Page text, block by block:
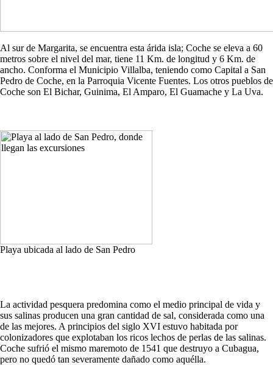
Al sur de Margarita, se encuentra esta árida isla; Coche se eleva a 60
metros sobre el nivel del mar, tiene 11 Km. de longitud y 6 Km. de
ancho. Conforma el Municipio Villalba, teniendo como Capital a San
Pedro de Coche, en la Parroquia Vicente Fuentes. Los otros pueblos de
Coche son El Bichar, Guinima, El Amparo, El Guamache y La Uva.
Playa ubicada al lado de San Pedro
La actividad pesquera predomina como el medio principal de vida y
sus salinas producen una gran cantidad de sal, considerada como una
de las mejores. A principios del siglo XVI estuvo habitada por
colonizadores que explotaban los ricos lechos de perlas de las salinas.
Coche sufrió el mismo maremoto de 1541 que destruyo a Cubagua,
pero no quedó tan severamente dañado como aquélla.